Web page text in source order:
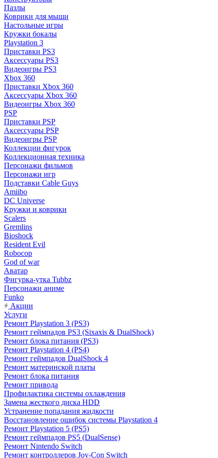
Пазлы
Коврики для мыши
Настольные игры
Кружки бокалы
Playstation 3
Приставки PS3
Аксессуары PS3
Видеоигры PS3
Xbox 360
Приставки Xbox 360
Аксессуары Xbox 360
Видеоигры Xbox 360
PSP
Приставки PSP
Аксессуары PSP
Видеоигры PSP
Коллекции фигурок
Коллекционная техника
Персонажи фильмов
Персонажи игр
Подставки Cable Guys
Amiibo
DC Universe
Кружки и коврики
Scalers
Gremlins
Bioshock
Resident Evil
Robocop
God of war
Аватар
Фигурка-утка Tubbz
Персонажи аниме
Funko
Акции
Услуги
Ремонт Playstation 3 (PS3)
Ремонт геймпадов PS3 (Sixaxis & DualShock)
Ремонт блока питания (PS3)
Ремонт Playstation 4 (PS4)
Ремонт геймпадов DualShock 4
Ремонт материнской платы
Ремонт блока питания
Ремонт привода
Профилактика системы охлаждения
Замена жесткого диска HDD
Устранение попадания жидкости
Восстановление ошибок системы Playstation 4
Ремонт Playstation 5 (PS5)
Ремонт геймпадов PS5 (DualSense)
Ремонт Nintendo Switch
Ремонт контроллеров Joy-Con Switch